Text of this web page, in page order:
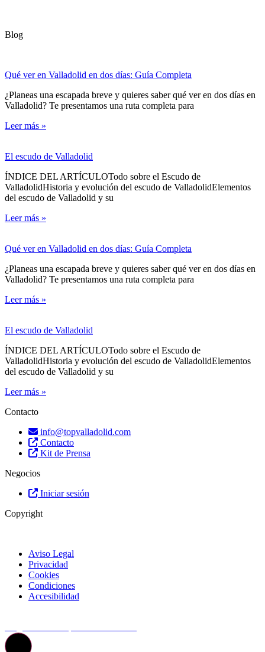
Blog
Qué ver en Valladolid en dos días: Guía Completa
¿Planeas una escapada breve y quieres saber qué ver en dos días en
Valladolid? Te presentamos una ruta completa para
Leer más »
El escudo de Valladolid
ÍNDICE DEL ARTÍCULOTodo sobre el Escudo de
ValladolidHistoria y evolución del escudo de ValladolidElementos
del escudo de Valladolid y su
Leer más »
Qué ver en Valladolid en dos días: Guía Completa
¿Planeas una escapada breve y quieres saber qué ver en dos días en
Valladolid? Te presentamos una ruta completa para
Leer más »
El escudo de Valladolid
ÍNDICE DEL ARTÍCULOTodo sobre el Escudo de
ValladolidHistoria y evolución del escudo de ValladolidElementos
del escudo de Valladolid y su
Leer más »
Contacto
info@topvalladolid.com
Contacto
Kit de Prensa
Negocios
Iniciar sesión
Copyright
Aviso Legal
Privacidad
Cookies
Condiciones
Accesibilidad